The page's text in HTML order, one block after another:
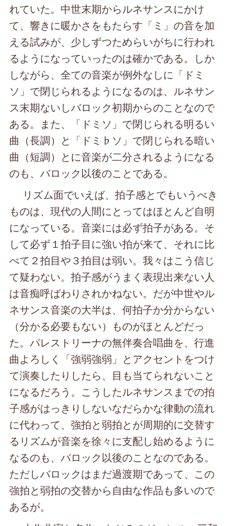
れていた。中世末期からルネサンスにかけ
て、響きに暖かさをもたらす「ミ」の音を加
える試みが、少しずつためらいがちに行われ
るようになっていったのは確かである。しか
しながら、全ての音楽が例外なしに「ドミ
ソ」で閉じられるようになるのは、ルネサン
ス末期ないしバロック初期からのことなので
ある。また、「ドミソ」で閉じられる明るい
曲（長調）と「ドミ♭ソ」で閉じられる暗い
曲（短調）とに音楽が二分されるようになる
のも、バロック以後のことである。
リズム面でいえば、拍子感とでもいうべき
ものは、現代の人間にとってはほとんど自明
になっている。音楽には必ず拍子がある。そ
して必ず１拍子目に強い拍が来て、それに比
べて２拍目や３拍目は弱い。我々はこう信じ
て疑わない。拍子感がうまく表現出来ない人
は音痴呼ばわりされかねない。だが中世やル
ネサンス音楽の大半は、何拍子か分からない
（分かる必要もない）ものがほとんどだっ
た。パレストリーナの無伴奏合唱曲を、行進
曲よろしく「強弱強弱」とアクセントをつけ
て演奏したりしたら、目も当てられないこと
になるだろう。こうしたルネサンスまでの拍
子感がはっきりしないなだらかな律動の流れ
に代わって、強拍と弱拍とが周期的に交替す
るリズムが音楽を徐々に支配し始めるように
なるのも、バロック以後のことなのである。
ただしバロックはまだ過渡期であって、この
強拍と弱拍の交替から自由な作品も多いので
あるが。